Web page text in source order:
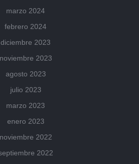
marzo 2024
febrero 2024
diciembre 2023
noviembre 2023
agosto 2023
julio 2023
marzo 2023
enero 2023
noviembre 2022
2022